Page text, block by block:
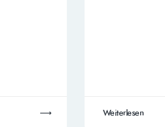
Weiterlesen